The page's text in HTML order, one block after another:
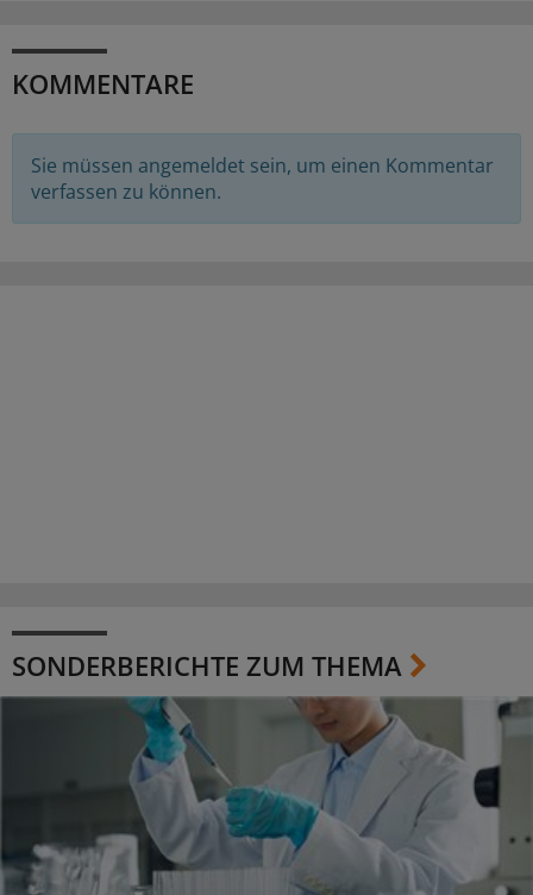
KOMMENTARE
Sie müssen angemeldet sein, um einen Kommentar
verfassen zu können.
SONDERBERICHTE ZUM THEMA